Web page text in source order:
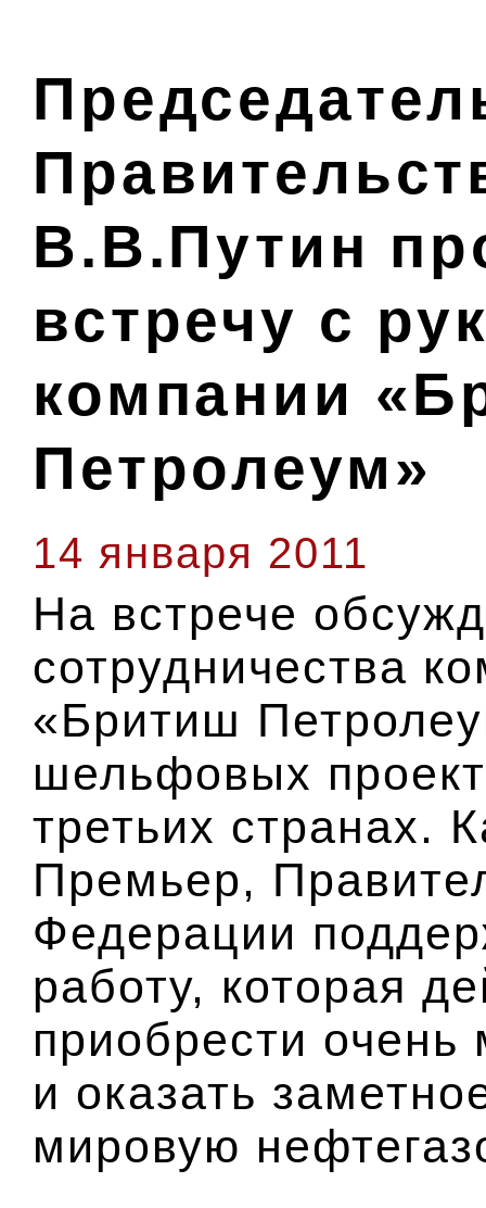
В.В.Путин
встречу с
компании
Петролеум»
14 января 2011
На встрече
сотрудничества
«Бритиш
шельфовых
третьих странах.
Премьер,
Федерации
работу, которая
приобрести
и оказать
мировую